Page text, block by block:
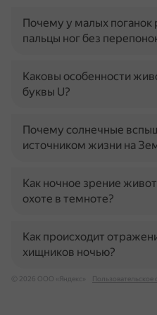
Почему у малых поганок
пальцы ног без
Каковы особенности
буквы U?
Почему солнечные
источником жизни на
Как ночное зрение
охоте в темноте?
Как происходит
хищников ночью?
© 2026 ООО «Яндекс»